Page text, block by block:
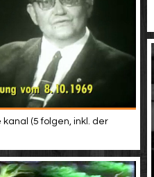
kanal (5 folgen, inkl. der